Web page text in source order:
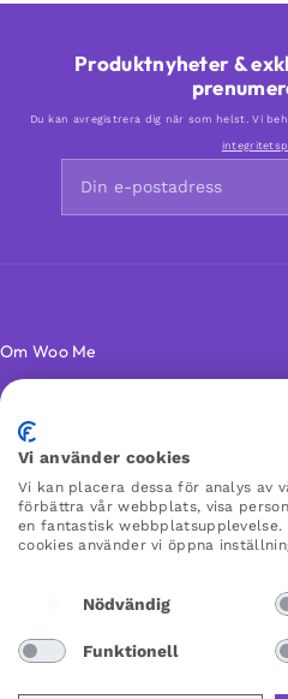
Produktnyheter &
Du kan avregistrera dig när som helst. Vi
Om Woo Me
Kundservice
Favoriter
Vi använder cookies
Vi kan placera dessa för analys av
förbättra vår webbplats, visa
en fantastisk webbplatsupplevelse.
cookies använder vi öppna
Nödvändig
Funktionell